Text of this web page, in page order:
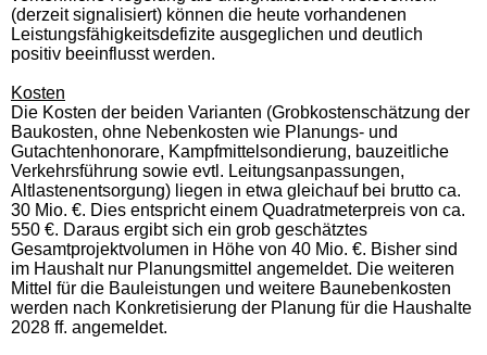
(derzeit signalisiert) können die heute vorhandenen
Leistungsfähigkeitsdefizite ausgeglichen und deutlich
positiv beeinflusst werden.
Kosten
Die Kosten der beiden Varianten (Grobkostenschätzung der
Baukosten, ohne Nebenkosten wie Planungs- und
Gutachtenhonorare, Kampfmittelsondierung, bauzeitliche
Verkehrsführung sowie evtl. Leitungsanpassungen,
Altlastenentsorgung) liegen in etwa gleichauf bei brutto ca.
30 Mio. €. Dies entspricht einem Quadratmeterpreis von ca.
550 €. Daraus ergibt sich ein grob geschätztes
Gesamtprojektvolumen in Höhe von 40 Mio. €. Bisher sind
im Haushalt nur Planungsmittel angemeldet. Die weiteren
Mittel für die Bauleistungen und weitere Baunebenkosten
werden nach Konkretisierung der Planung für die Haushalte
2028 ff. angemeldet.